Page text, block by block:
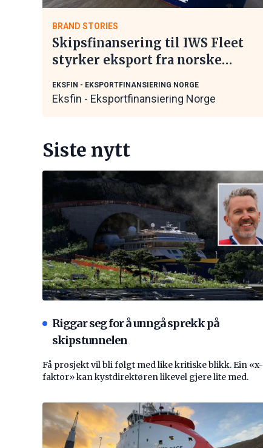
BRAND STORIES
Skipsfinansering til IWS Fleet
styrker eksport fra norske
EKSFIN - EKSPORTFINANSIERING NORGE
Eksfin - Eksportfinansiering Norge
Siste nytt
Riggar seg for å unngå sprekk på
skipstunnelen
Få prosjekt vil bli følgt med like kritiske blikk. Ein «x-
faktor» kan kystdirektøren likevel gjere lite med.